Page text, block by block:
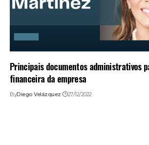
Principais documentos administrativos
financeira da empresa
ByDiego Velázquez 27/12/2022